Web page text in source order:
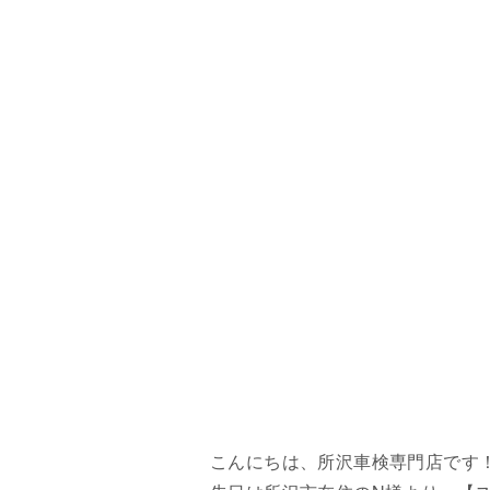
こんにちは、所沢車検専門店です